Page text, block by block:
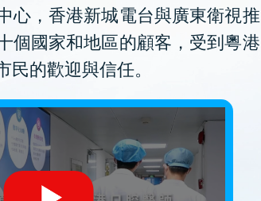
心，香港新城電台與廣東衛視推
個國家和地區的顧客，受到粵港
民的歡迎與信任。